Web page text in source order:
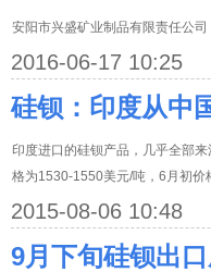
安阳市兴盛矿业制品有限责任公司
2016-06-17 10:25
硅钡：印度从中
印度进口的硅钡产品，几乎全部
格为1530-1550美元/吨，6月初价
2015-08-06 10:48
9月下旬硅钡出